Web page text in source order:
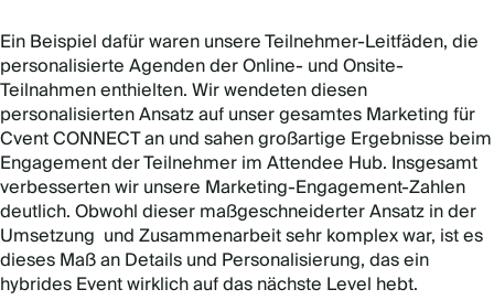
Ein Beispiel dafür waren unsere Teilnehmer-Leitfäden, die
personalisierte Agenden der Online- und Onsite-
Teilnahmen enthielten. Wir wendeten diesen
personalisierten Ansatz auf unser gesamtes Marketing für
Cvent CONNECT an und sahen großartige Ergebnisse beim
Engagement der Teilnehmer im Attendee Hub. Insgesamt
verbesserten wir unsere Marketing-Engagement-Zahlen
deutlich. Obwohl dieser maßgeschneiderter Ansatz in der
Umsetzung und Zusammenarbeit sehr komplex war, ist es
dieses Maß an Details und Personalisierung, das ein
hybrides Event wirklich auf das nächste Level hebt.